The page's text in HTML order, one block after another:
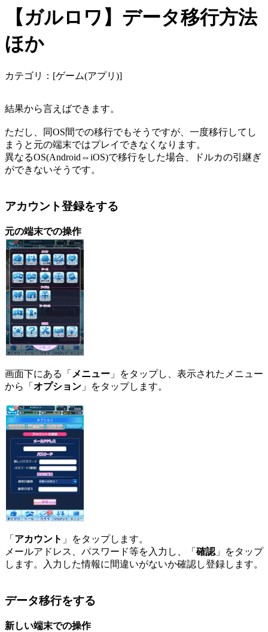
【ガルロワ】データ移行方法
ほか
カテゴリ：[ゲーム(アプリ)]
結果から言えばできます。
ただし、同OS間での移行でもそうですが、一度移行してし
まうと元の端末ではプレイできなくなります。
異なるOS(Android⇔iOS)で移行をした場合、ドルカの引継ぎ
ができないそうです。
アカウント登録をする
元の端末での操作
画面下にある「 メニュー 」をタップし、表示されたメニュー
から「 オプション 」をタップします。
「 アカウント 」をタップします。
メールアドレス、パスワード等を入力し、「 確認 」をタップ
します。入力した情報に間違いがないか確認し登録します。
データ移行をする
新しい端末での操作